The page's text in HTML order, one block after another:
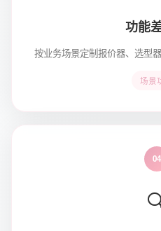
功能
按业务场景定制报价器、选型
场景
04